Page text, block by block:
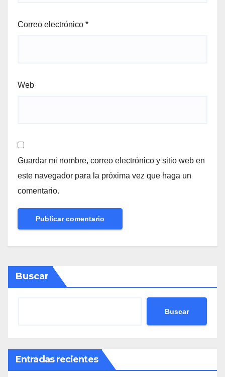
Correo electrónico *
Web
Guardar mi nombre, correo electrónico y sitio web en
este navegador para la próxima vez que haga un
comentario.
Buscar
Buscar
Entradas recientes